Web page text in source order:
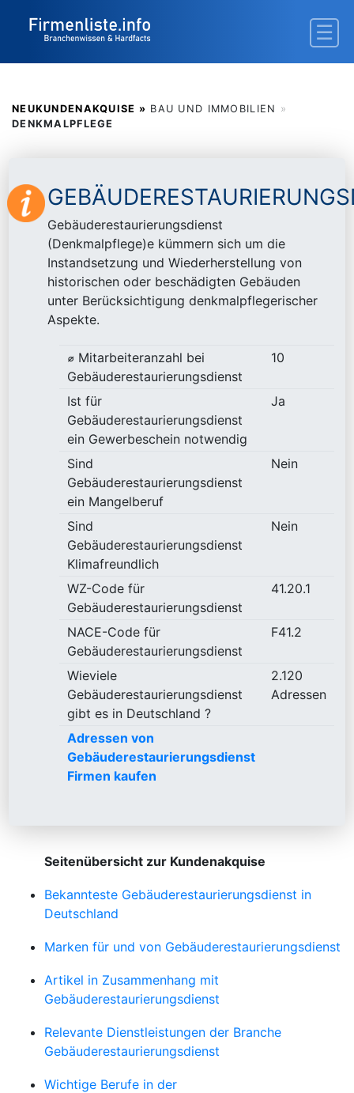
NEUKUNDENAKQUISE » BAU UND IMMOBILIEN »
DENKMALPFLEGE
Gebäuderestaurierungsdienst
(Denkmalpflege)e kümmern sich um die
Instandsetzung und Wiederherstellung von
historischen oder beschädigten Gebäuden
unter Berücksichtigung denkmalpflegerischer
Aspekte.
⌀ Mitarbeiteranzahl bei
Gebäuderestaurierungsdienst
10
Ist für
Gebäuderestaurierungsdienst
ein Gewerbeschein notwendig
Ja
Sind
Gebäuderestaurierungsdienst
ein Mangelberuf
Nein
Sind
Gebäuderestaurierungsdienst
Klimafreundlich
Nein
WZ-Code für
Gebäuderestaurierungsdienst
41.20.1
NACE-Code für
Gebäuderestaurierungsdienst
F41.2
Wieviele
Gebäuderestaurierungsdienst
gibt es in Deutschland ?
2.120
Adressen
Adressen von
Gebäuderestaurierungsdienst
Firmen kaufen
Seitenübersicht zur Kundenakquise
Bekannteste Gebäuderestaurierungsdienst in
Deutschland
Marken für und von Gebäuderestaurierungsdienst
Artikel in Zusammenhang mit
Gebäuderestaurierungsdienst
Relevante Dienstleistungen der Branche
Gebäuderestaurierungsdienst
Wichtige Berufe in der